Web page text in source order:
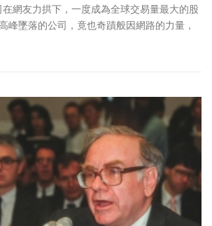
網友力拱下，一度成為全球交易量最大的股
峰墜落的公司，竟也奇蹟般因網路的力量，